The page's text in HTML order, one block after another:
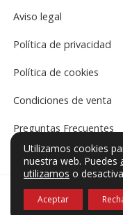
Aviso legal
Política de privacidad
Política de cookies
Condiciones de venta
Preguntas Frecuentes
© VF Sound
Utilizamos cookies
nuestra web. Puedes
utilizamos o
Aceptar